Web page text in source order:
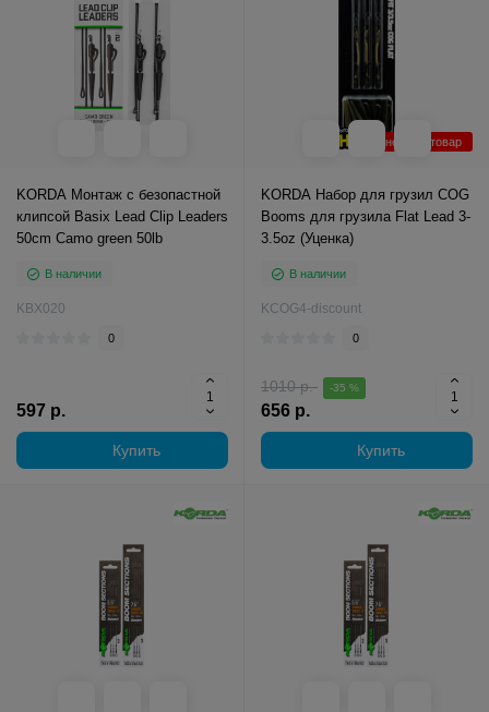
KORDA Монтаж с безопастной
клипсой Basix Lead Clip Leaders
50cm Camo green 50lb
В наличии
KBX020
0
597 р.
Купить
Уцененный товар
KORDA Набор для грузил COG
Booms для грузила Flat Lead 3-
3.5oz (Уценка)
В наличии
KCOG4-discount
0
1010 р. -35 %
656 р.
Купить